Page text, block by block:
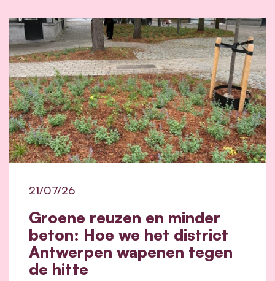
Groene reuzen en minder
beton: Hoe we het district
Antwerpen wapenen tegen
de hitte
21/07/26